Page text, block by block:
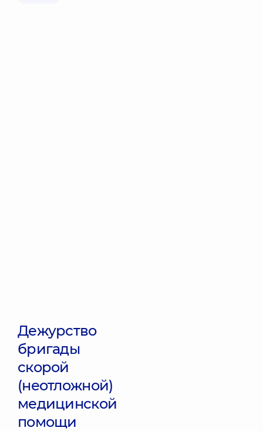
Дежурство
бригады
скорой
(неотложной)
медицинской
помощи